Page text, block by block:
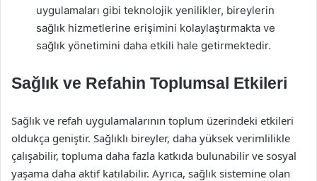
uygulamaları gibi teknolojik yenilikler, bireylerin
sağlık hizmetlerine erişimini kolaylaştırmakta ve
sağlık yönetimini daha etkili hale getirmektedir.
Sağlık ve Refahin Toplumsal Etkileri
Sağlık ve refah uygulamalarının toplum üzerindeki etkileri
oldukça geniştir. Sağlıklı bireyler, daha yüksek verimlilikle
çalışabilir, topluma daha fazla katkıda bulunabilir ve sosyal
yaşama daha aktif katılabilir. Ayrıca, sağlık sistemine olan